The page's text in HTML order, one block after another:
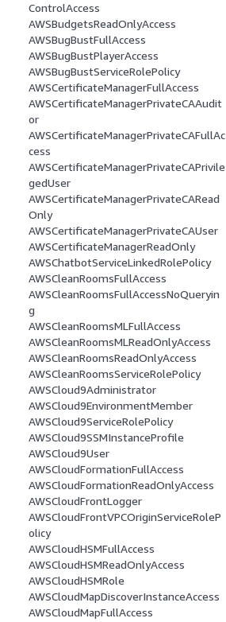
ControlAccess
AWSBudgetsReadOnlyAccess
AWSBugBustFullAccess
AWSBugBustPlayerAccess
AWSBugBustServiceRolePolicy
AWSCertificateManagerFullAccess
AWSCertificateManagerPrivateCAAudit
or
AWSCertificateManagerPrivateCAFullAc
cess
AWSCertificateManagerPrivateCAPrivile
gedUser
AWSCertificateManagerPrivateCARead
Only
AWSCertificateManagerPrivateCAUser
AWSCertificateManagerReadOnly
AWSChatbotServiceLinkedRolePolicy
AWSCleanRoomsFullAccess
AWSCleanRoomsFullAccessNoQueryin
g
AWSCleanRoomsMLFullAccess
AWSCleanRoomsMLReadOnlyAccess
AWSCleanRoomsReadOnlyAccess
AWSCleanRoomsServiceRolePolicy
AWSCloud9Administrator
AWSCloud9EnvironmentMember
AWSCloud9ServiceRolePolicy
AWSCloud9SSMInstanceProfile
AWSCloud9User
AWSCloudFormationFullAccess
AWSCloudFormationReadOnlyAccess
AWSCloudFrontLogger
AWSCloudFrontVPCOriginServiceRoleP
olicy
AWSCloudHSMFullAccess
AWSCloudHSMReadOnlyAccess
AWSCloudHSMRole
AWSCloudMapDiscoverInstanceAccess
AWSCloudMapFullAccess